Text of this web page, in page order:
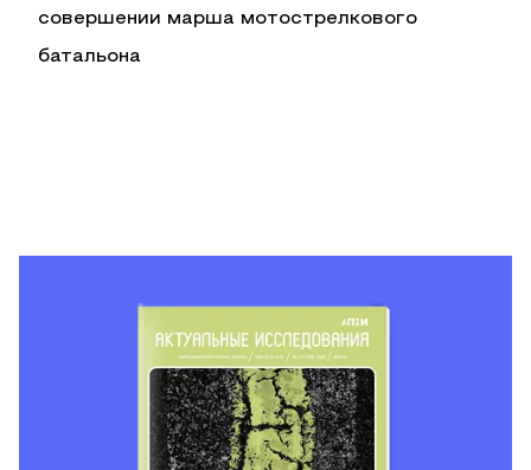
совершении марша мотострелкового
батальона